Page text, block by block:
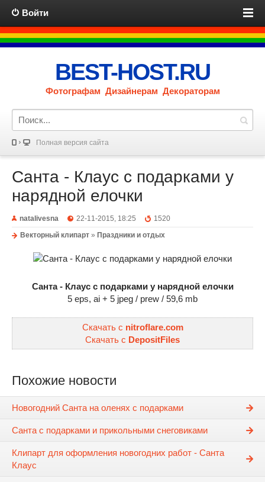
Войти
BEST-HOST.RU
Фотографам Дизайнерам Декораторам
Полная версия сайта
Санта - Клаус с подарками у
нарядной елочки
natalivesna 22-11-2015, 18:25
1520
Векторный клипарт » Праздники и отдых
Санта - Клаус с подарками у нарядной елочки
5 eps, ai + 5 jpeg / prew / 59,6 mb
Скачать с nitroflare.com
Скачать с DepositFiles
Похожие новости
Новогодний Санта на оленях с подарками
Санта с подарками и прикольными снеговиками
Клипарт для оформления новогодних работ - Санта
Клаус